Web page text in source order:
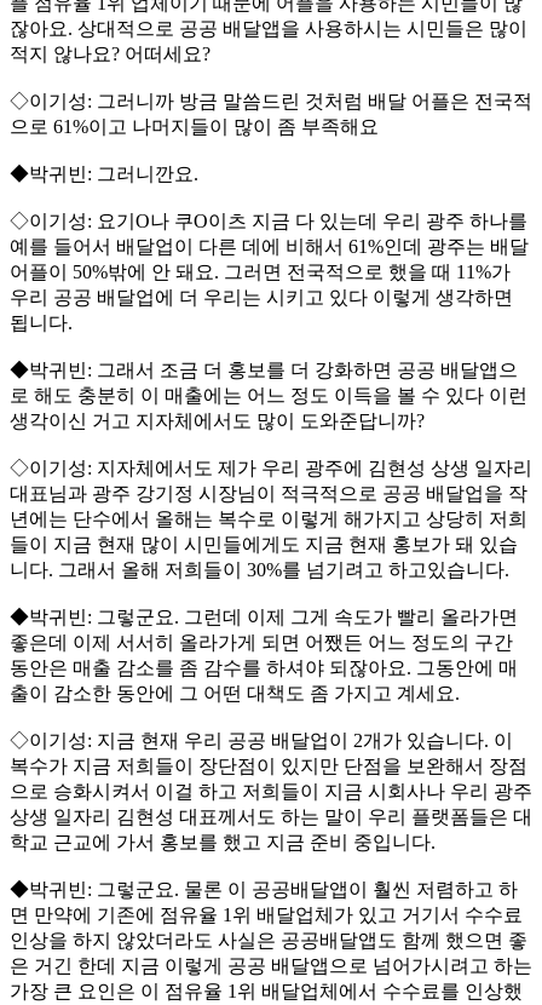
잖아요. 상대적으로 공공 배달앱을 사용하시는 시민들은 많이
적지 않나요? 어떠세요?
◇이기성: 그러니까 방금 말씀드린 것처럼 배달 어플은 전국적
으로 61%이고 나머지들이 많이 좀 부족해요
◆박귀빈: 그러니깐요.
◇이기성: 요기O나 쿠O이츠 지금 다 있는데 우리 광주 하나를
예를 들어서 배달업이 다른 데에 비해서 61%인데 광주는 배달
어플이 50%밖에 안 돼요. 그러면 전국적으로 했을 때 11%가
우리 공공 배달업에 더 우리는 시키고 있다 이렇게 생각하면
됩니다.
◆박귀빈: 그래서 조금 더 홍보를 더 강화하면 공공 배달앱으
로 해도 충분히 이 매출에는 어느 정도 이득을 볼 수 있다 이런
생각이신 거고 지자체에서도 많이 도와준답니까?
◇이기성: 지자체에서도 제가 우리 광주에 김현성 상생 일자리
대표님과 광주 강기정 시장님이 적극적으로 공공 배달업을 작
년에는 단수에서 올해는 복수로 이렇게 해가지고 상당히 저희
들이 지금 현재 많이 시민들에게도 지금 현재 홍보가 돼 있습
니다. 그래서 올해 저희들이 30%를 넘기려고 하고있습니다.
◆박귀빈: 그렇군요. 그런데 이제 그게 속도가 빨리 올라가면
좋은데 이제 서서히 올라가게 되면 어쨌든 어느 정도의 구간
동안은 매출 감소를 좀 감수를 하셔야 되잖아요. 그동안에 매
출이 감소한 동안에 그 어떤 대책도 좀 가지고 계세요.
◇이기성: 지금 현재 우리 공공 배달업이 2개가 있습니다. 이
복수가 지금 저희들이 장단점이 있지만 단점을 보완해서 장점
으로 승화시켜서 이걸 하고 저희들이 지금 시회사나 우리 광주
상생 일자리 김현성 대표께서도 하는 말이 우리 플랫폼들은 대
학교 근교에 가서 홍보를 했고 지금 준비 중입니다.
◆박귀빈: 그렇군요. 물론 이 공공배달앱이 훨씬 저렴하고 하
면 만약에 기존에 점유율 1위 배달업체가 있고 거기서 수수료
인상을 하지 않았더라도 사실은 공공배달앱도 함께 했으면 좋
은 거긴 한데 지금 이렇게 공공 배달앱으로 넘어가시려고 하는
가장 큰 요인은 이 점유율 1위 배달업체에서 수수료를 인상했